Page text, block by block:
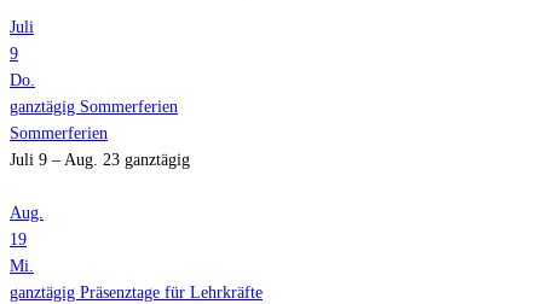
Juli
9
Do.
ganztägig Sommerferien
Sommerferien
Juli 9 – Aug. 23 ganztägig
Aug.
19
Mi.
ganztägig Präsenztage für Lehrkräfte